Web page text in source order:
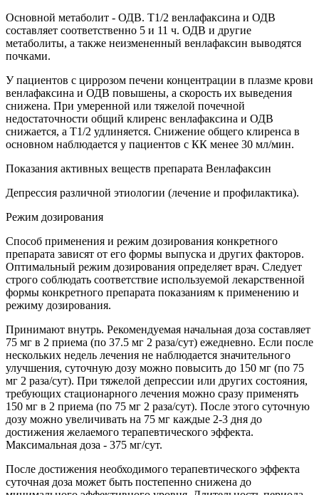
Основной метаболит - ОДВ. T1/2 венлафаксина и ОДВ
составляет соответственно 5 и 11 ч. ОДВ и другие
метаболиты, а также неизмененный венлафаксин выводятся
почками.
У пациентов с циррозом печени концентрации в плазме крови
венлафаксина и ОДВ повышены, а скорость их выведения
снижена. При умеренной или тяжелой почечной
недостаточности общий клиренс венлафаксина и ОДВ
снижается, а T1/2 удлиняется. Снижение общего клиренса в
основном наблюдается у пациентов с КК менее 30 мл/мин.
Показания активных веществ препарата Венлафаксин
Депрессия различной этиологии (лечение и профилактика).
Режим дозирования
Способ применения и режим дозирования конкретного
препарата зависят от его формы выпуска и других факторов.
Оптимальный режим дозирования определяет врач. Следует
строго соблюдать соответствие используемой лекарственной
формы конкретного препарата показаниям к применению и
режиму дозирования.
Принимают внутрь. Рекомендуемая начальная доза составляет
75 мг в 2 приема (по 37.5 мг 2 раза/сут) ежедневно. Если после
нескольких недель лечения не наблюдается значительного
улучшения, суточную дозу можно повысить до 150 мг (по 75
мг 2 раза/сут). При тяжелой депрессии или других состояния,
требующих стационарного лечения можно сразу применять
150 мг в 2 приема (по 75 мг 2 раза/сут). После этого суточную
дозу можно увеличивать на 75 мг каждые 2-3 дня до
достижения желаемого терапевтического эффекта.
Максимальная доза - 375 мг/сут.
После достижения необходимого терапевтического эффекта
суточная доза может быть постепенно снижена до